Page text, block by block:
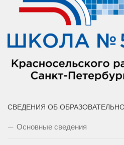
СВЕДЕНИЯ ОБ
Основные сведения